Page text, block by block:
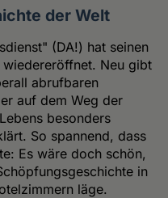
der Welt
(DA!) hat seinen
wiedereröffnet. Neu gibt
abrufbaren
auf dem Weg der
besonders
So spannend, dass
Es wäre doch schön,
in
läge.